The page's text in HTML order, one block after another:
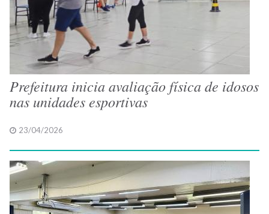
Prefeitura inicia avaliação física de idosos
nas unidades esportivas
23/04/2026